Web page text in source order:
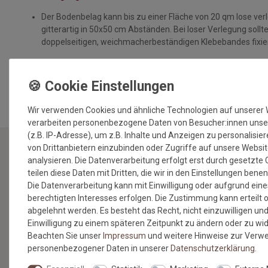
Der Bodenbelag kann bis zu einer Fläche von 20 qm lose
gitterartig in 50x50 cm Abständen. Bei loser Verlegung
doppelseitigen, weichmacherbeständigen Klebebandes
NEWSLETTER
Jetzt anmelden: Profitieren Sie von aktuellen Angeboten
und erfahren Sie von den neuesten Produkten als
erstes.*
Wir verwenden Cookies und ähnliche Technologien auf unserer
verarbeiten personenbezogene Daten von Besucher:innen
(z.B. IP-Adresse), um z.B. Inhalte und Anzeigen zu
von Drittanbietern einzubinden oder Zugriffe auf unsere
analysieren. Die Datenverarbeitung erfolgt erst durch gesetzte
teilen diese Daten mit Dritten, die wir in den Einstellungen
Die Datenverarbeitung kann mit Einwilligung oder aufgrund
berechtigten Interesses erfolgen. Die Zustimmung kann erteilt
abgelehnt werden. Es besteht das Recht, nicht einzuwilligen
Einwilligung zu einem späteren Zeitpunkt zu ändern oder zu
Beachten Sie unserImpressum und weitere Hinweise zur
personenbezogener Daten in unsererDaten­schutz­erklärung